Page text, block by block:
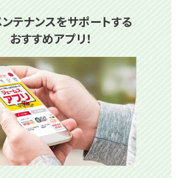
テナンスをサポートする
おすすめアプリ！